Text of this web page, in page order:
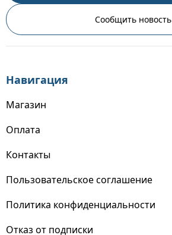
Сообщить новость
Навигация
Магазин
Оплата
Контакты
Пользовательское соглашение
Политика конфиденциальности
Отказ от подписки